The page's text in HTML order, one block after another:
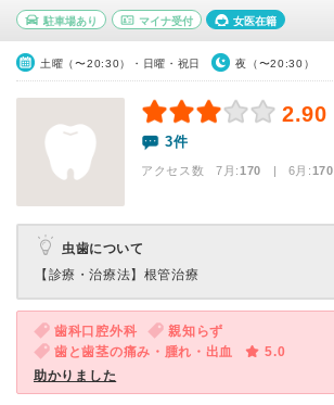
駐車場あり マイナ受付 女医在籍
土曜（〜20:30）・日曜・祝日 夜（〜20:30）
2.90
3件
アクセス数 7月:170 | 6月:170
虫歯について
【診療・治療法】 根管治療
歯科口腔外科
親知らず
歯と歯茎の痛み・腫れ・出血
5.0
助かりました